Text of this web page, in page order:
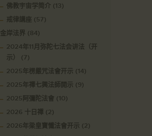
佛教宇宙学简介 (13)
戒律講座 (57)
金岸法界 (84)
2024年11月弥陀七法会讲法（开
示）
(7)
2025年楞嚴咒法會开示 (14)
2025年禪七興法師開示 (9)
2025阿彌陀法會 (10)
2026 十日禪
(2)
2026年梁皇寶懺法會开示 (2)